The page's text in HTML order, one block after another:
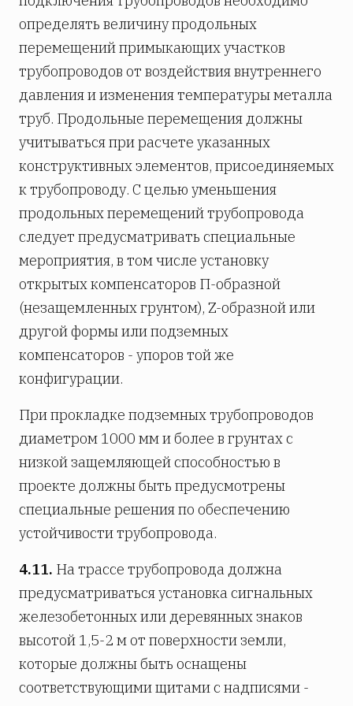
определять величину продольных
перемещений примыкающих участков
трубопроводов от воздействия внутреннего
давления и изменения температуры металла
труб. Продольные перемещения должны
учитываться при расчете указанных
конструктивных элементов, присоединяемых
к трубопроводу. С целью уменьшения
продольных перемещений трубопровода
следует предусматривать специальные
мероприятия, в том числе установку
открытых компенсаторов П-образной
(незащемленных грунтом), Z-образной или
другой формы или подземных
компенсаторов - упоров той же
конфигурации.
При прокладке подземных трубопроводов
диаметром 1000 мм и более в грунтах с
низкой защемляющей способностью в
проекте должны быть предусмотрены
специальные решения по обеспечению
устойчивости трубопровода.
4.11. На трассе трубопровода должна
предусматриваться установка сигнальных
железобетонных или деревянных знаков
высотой 1,5-2 м от поверхности земли,
которые должны быть оснащены
соответствующими щитами с надписями -